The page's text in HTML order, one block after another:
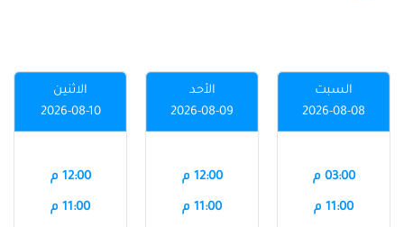
السبت
2026-08-08
03:00 م
11:00 م
الأحد
2026-08-09
12:00 م
11:00 م
الاثنين
2026-08-10
12:00 م
11:00 م